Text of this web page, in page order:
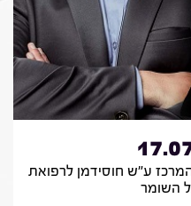
ע"ש חוסידמן לרפואת
השומר